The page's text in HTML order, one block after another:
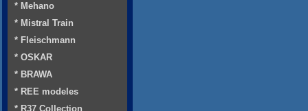
* Mehano
* Mistral Train
* Fleischmann
* OSKAR
* BRAWA
* REE modeles
* R37 Collection